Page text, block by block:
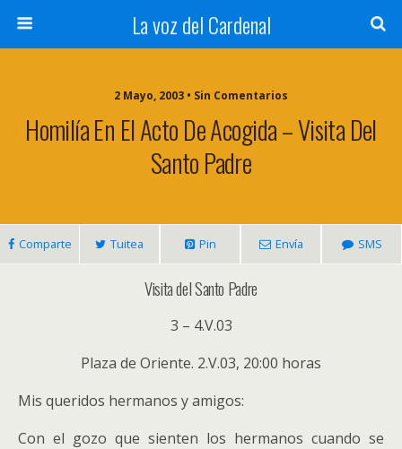
La voz del Cardenal
2 Mayo, 2003 • Sin Comentarios
Homilía En El Acto De Acogida – Visita Del
Santo Padre
Comparte Tuitea Pin Envía SMS
Visita del Santo Padre
3 – 4.V.03
Plaza de Oriente. 2.V.03, 20:00 horas
Mis queridos hermanos y amigos:
Con el gozo que sienten los hermanos cuando se